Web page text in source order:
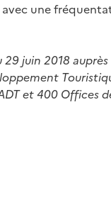
une
juin 2018
et 400 Offices